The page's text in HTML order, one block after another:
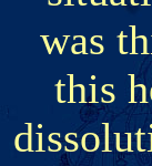
was
this